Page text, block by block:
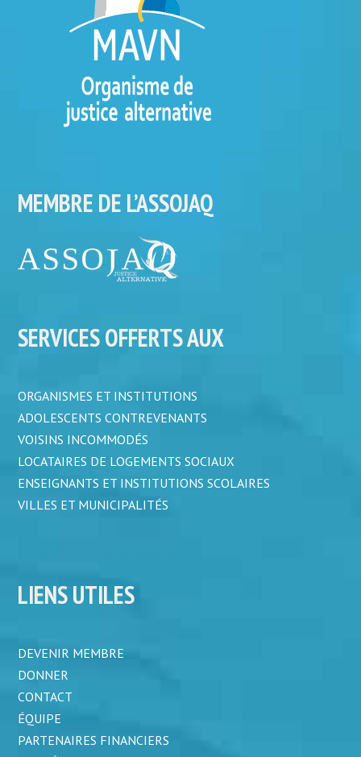
MEMBRE DE L’ASSOJAQ
SERVICES OFFERTS AUX
ORGANISMES ET INSTITUTIONS
ADOLESCENTS CONTREVENANTS
VOISINS INCOMMODÉS
LOCATAIRES DE LOGEMENTS SOCIAUX
ENSEIGNANTS ET INSTITUTIONS SCOLAIRES
VILLES ET MUNICIPALITÉS
LIENS UTILES
DEVENIR MEMBRE
DONNER
CONTACT
ÉQUIPE
PARTENAIRES FINANCIERS